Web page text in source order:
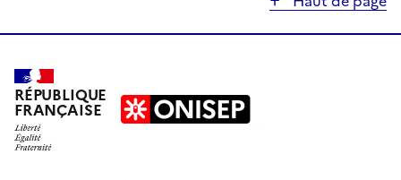
RÉPUBLIQUE
FRANÇAISE